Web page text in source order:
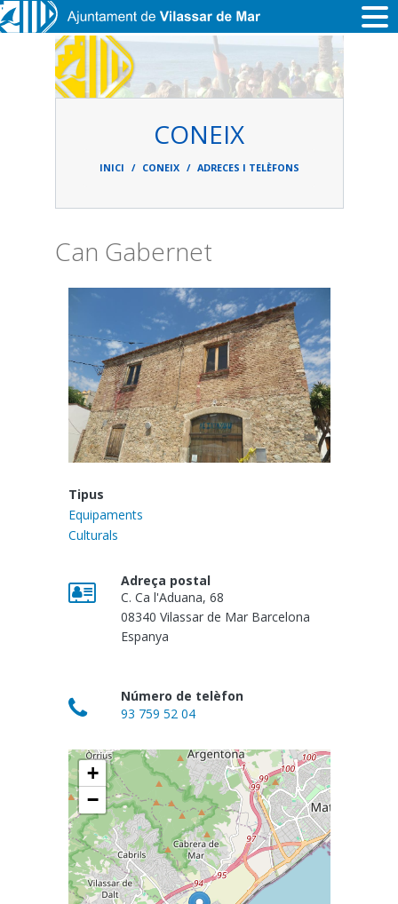
Vés al contingut
CONEIX
Fild'ariadna
INICI CONEIX ADRECES I TELÈFONS
Can Gabernet
Tipus
Equipaments
Culturals
Adreça postal
C. Ca l'Aduana, 68
08340 Vilassar de Mar Barcelona
Espanya
Número de telèfon
93 759 52 04
+
−